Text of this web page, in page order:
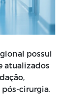
possui
atualizados
cirurgia.